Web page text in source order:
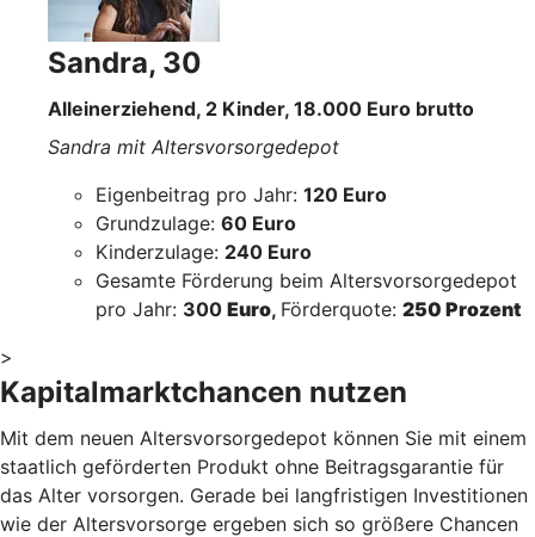
Sandra, 30
Alleinerziehend, 2 Kinder, 18.000 Euro brutto
Sandra mit Altersvorsorgedepot
Eigenbeitrag pro Jahr: 120 Euro
Grundzulage: 60 Euro
Kinderzulage: 240 Euro
Gesamte Förderung beim Altersvorsorgedepot
pro Jahr: 300 Euro, Förderquote: 250 Prozent
>
Kapitalmarktchancen nutzen
Mit dem neuen Altersvorsorgedepot können Sie mit einem
staatlich geförderten Produkt ohne Beitragsgarantie für
das Alter vorsorgen. Gerade bei langfristigen Investitionen
wie der Altersvorsorge ergeben sich so größere Chancen